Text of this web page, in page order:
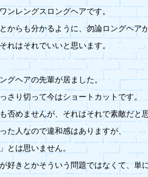
ンレングスロングヘアです。
からも分かるように、勿論ロングヘア
れはそれでいいと思います。
グヘアの先輩が居ました。
さり切って今はショートカットです。
否めませんが、それはそれで素敵だと
た人なので違和感はありますが、
とは思いません。
好きとかそういう問題ではなくて、単